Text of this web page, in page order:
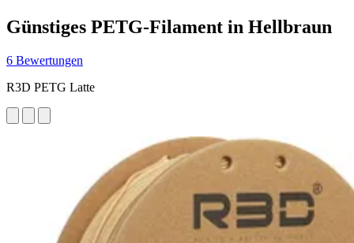
Günstiges PETG-Filament in Hellbraun
6 Bewertungen
R3D PETG Latte